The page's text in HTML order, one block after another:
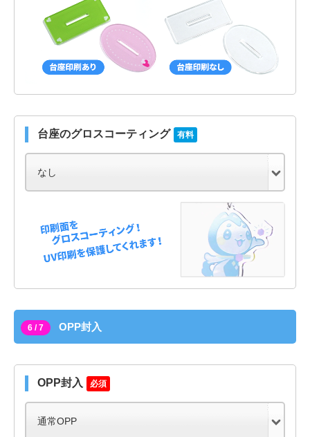
台座のグロスコーティング 有料
6 / 7 OPP封入
OPP封入 必須